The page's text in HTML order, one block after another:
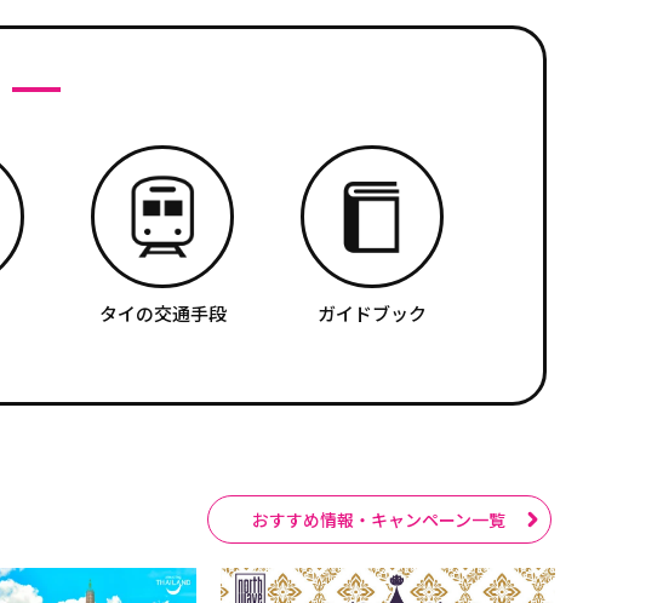
タイの交通手段 ガイドブック
おすすめ情報・キャンペーン一覧